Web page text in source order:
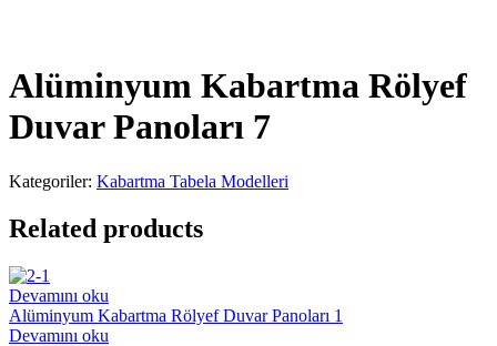
Alüminyum Kabartma Rölyef
Duvar Panoları 7
Kategoriler: Kabartma Tabela Modelleri
Related products
Devamını oku
Alüminyum Kabartma Rölyef Duvar Panoları 1
Devamını oku